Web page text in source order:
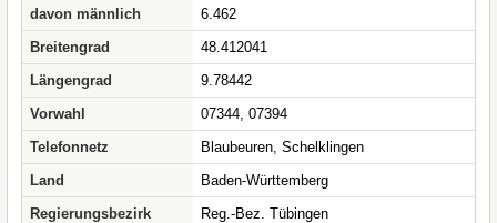
davon männlich
6.462
Breitengrad
48.412041
Längengrad
9.78442
Vorwahl
07344, 07394
Telefonnetz
Blaubeuren, Schelklingen
Land
Baden-Württemberg
Regierungsbezirk
Reg.-Bez. Tübingen